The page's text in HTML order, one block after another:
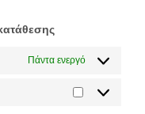
Πάντα ενεργό
Statistics